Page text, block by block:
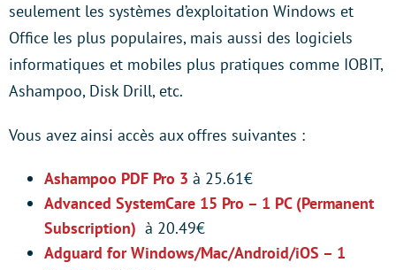
seulement les systèmes d’exploitation Windows et
Office les plus populaires, mais aussi des logiciels
informatiques et mobiles plus pratiques comme IOBIT,
Ashampoo, Disk Drill, etc.
Vous avez ainsi accès aux offres suivantes :
Ashampoo PDF Pro 3 à 25.61€
Advanced SystemCare 15 Pro – 1 PC (Permanent
Subscription) à 20.49€
Adguard for Windows/Mac/Android/iOS – 1